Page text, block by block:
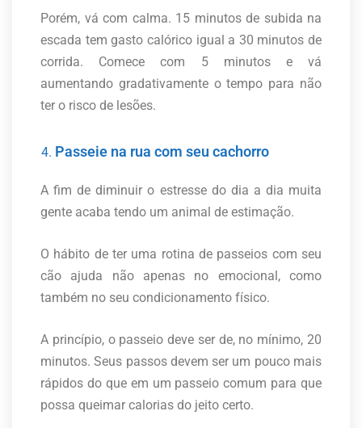
Porém, vá com calma. 15 minutos de subida na
escada tem gasto calórico igual a 30 minutos de
corrida. Comece com 5 minutos e vá
aumentando gradativamente o tempo para não
ter o risco de lesões.
Passeie na rua com seu cachorro
A fim de diminuir o estresse do dia a dia muita
gente acaba tendo um animal de estimação.
O hábito de ter uma rotina de passeios com seu
cão ajuda não apenas no emocional, como
também no seu condicionamento físico.
A princípio, o passeio deve ser de, no mínimo, 20
minutos. Seus passos devem ser um pouco mais
rápidos do que em um passeio comum para que
possa queimar calorias do jeito certo.